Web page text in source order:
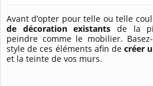
Avant d’opter pour telle ou telle
de décoration existants de la
peindre comme le mobilier.
style de ces éléments afin de créer
et la teinte de vos murs.